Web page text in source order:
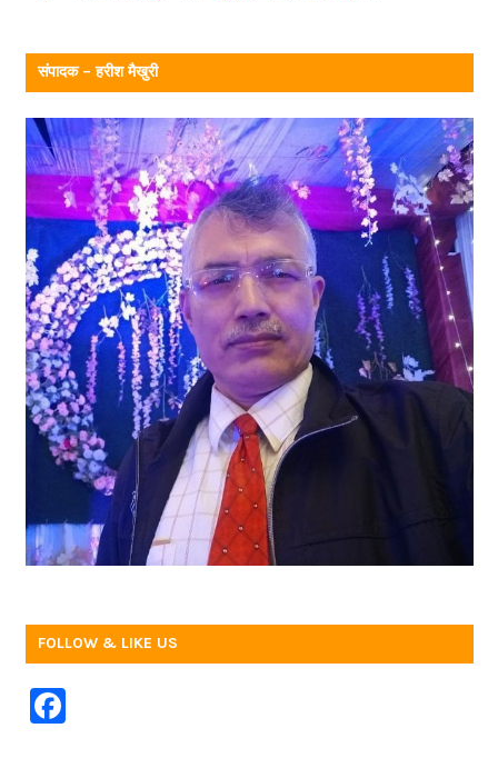
संपादक – हरीश मैखुरी
FOLLOW & LIKE US
F